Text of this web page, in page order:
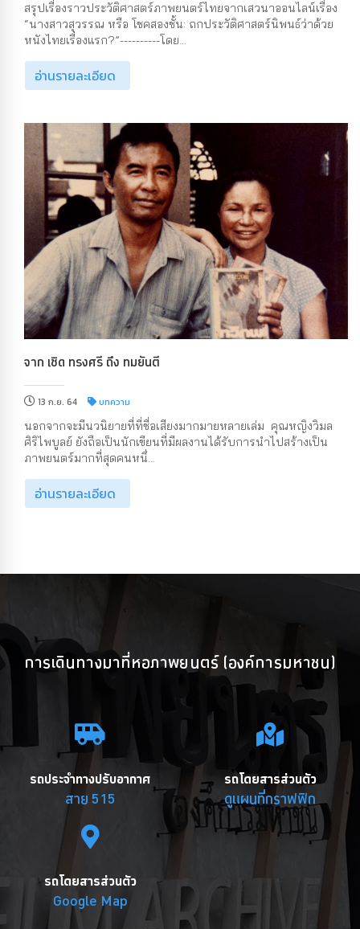
สรุปเรื่องราวประวัติศาสตร์ภาพยนตร์ไทยจากเสวนาออนไลน์เรื่อง
“นางสาวสุวรรณ หรือ โชคสองชั้น: ถกประวัติศาสตร์นิพนธ์ว่าด้วย
หนังไทยเรื่องแรก?”----------โดย...
อ่านรายละเอียด
จาก เชิด ทรงศรี ถึง ทมยันตี
13 ก.ย. 64 บทความ
นอกจากจะมีนวนิยายที่ที่ชื่อเสียงมากมายหลายเล่ม คุณหญิงวิมล
ศิริไพบูลย์ ยังถือเป็นนักเขียนที่มีผลงานได้รับการนำไปสร้างเป็น
ภาพยนตร์มากที่สุดคนหนึ่...
อ่านรายละเอียด
การเดินทางมาที่หอภาพยนตร์ (องค์การมหาชน)
รถประจำทางปรับอากาศ
สาย 515
รถโดยสารส่วนตัว
ดูแผนที่กราฟฟิก
รถโดยสารส่วนตัว
Google Map